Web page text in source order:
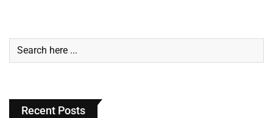
Recent Posts